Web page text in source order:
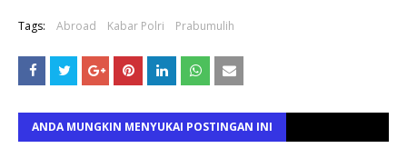
Tags: Abroad Kabar Polri Prabumulih
ANDA MUNGKIN MENYUKAI POSTINGAN INI